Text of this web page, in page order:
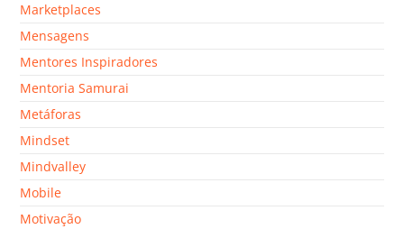
Marketplaces
Mensagens
Mentores Inspiradores
Mentoria Samurai
Metáforas
Mindset
Mindvalley
Mobile
Motivação